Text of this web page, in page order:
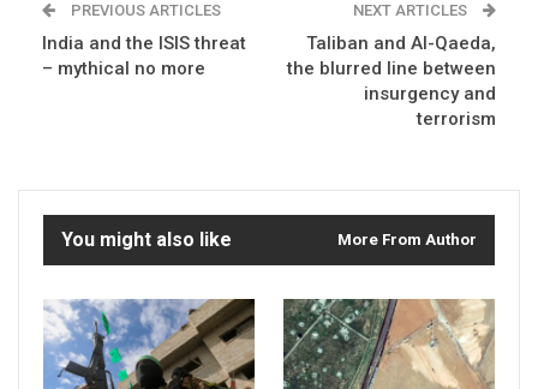
PREVIOUS ARTICLES
India and the ISIS threat
– mythical no more
NEXT ARTICLES
Taliban and Al-Qaeda,
the blurred line between
insurgency and
terrorism
You might also like More From Author